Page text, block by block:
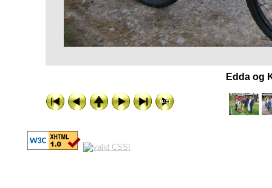
Edda og